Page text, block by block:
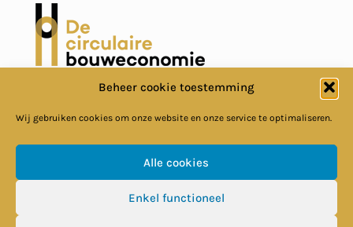
Beheer cookie toestemming
Wij gebruiken cookies om onze website en onze service te optimaliseren.
Alle cookies
Enkel functioneel
© Circulaire Bouweconomie